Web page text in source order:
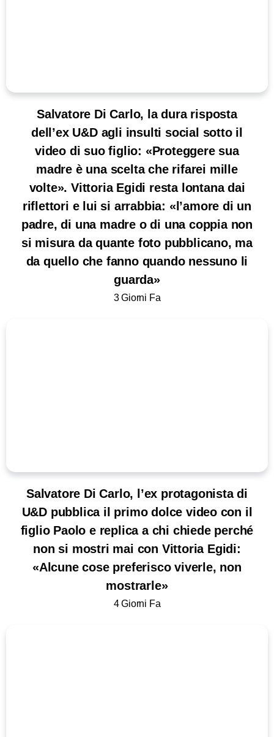
Salvatore Di Carlo, la dura risposta
dell’ex U&D agli insulti social sotto il
video di suo figlio: «Proteggere sua
madre è una scelta che rifarei mille
volte». Vittoria Egidi resta lontana dai
riflettori e lui si arrabbia: «l’amore di un
padre, di una madre o di una coppia non
si misura da quante foto pubblicano, ma
da quello che fanno quando nessuno li
guarda»
3 Giorni Fa
Salvatore Di Carlo, l’ex protagonista di
U&D pubblica il primo dolce video con il
figlio Paolo e replica a chi chiede perché
non si mostri mai con Vittoria Egidi:
«Alcune cose preferisco viverle, non
mostrarle»
4 Giorni Fa